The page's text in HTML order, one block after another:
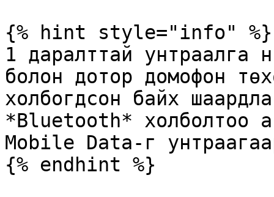
{% hint style="info" %}
1 даралттай унтраалга
болон дотор домофон
холбогдсон байх
*Bluetooth* холболтоо
Mobile Data-г
{% endhint %}